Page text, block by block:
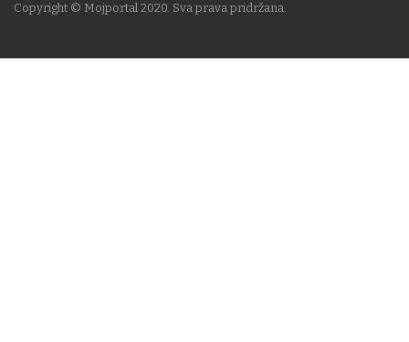
Copyright © Mojportal 2020. Sva prava pridržana.